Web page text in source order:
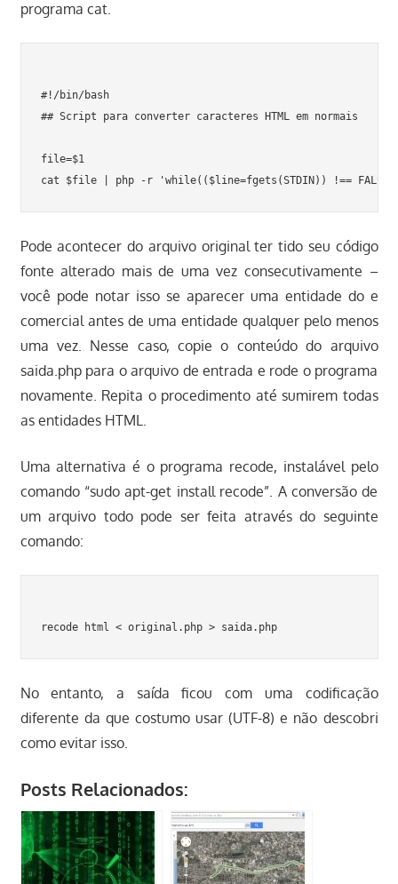
programa cat.
#!/bin/bash
## Script para converter caracteres HTML em normais
file=$1
Pode acontecer do arquivo original ter tido seu código
fonte alterado mais de uma vez consecutivamente –
você pode notar isso se aparecer uma entidade do e
comercial antes de uma entidade qualquer pelo menos
uma vez. Nesse caso, copie o conteúdo do arquivo
saida.php para o arquivo de entrada e rode o programa
novamente. Repita o procedimento até sumirem todas
as entidades HTML.
Uma alternativa é o programa recode, instalável pelo
comando “sudo apt-get install recode”. A conversão de
um arquivo todo pode ser feita através do seguinte
comando:
No entanto, a saída ficou com uma codificação
diferente da que costumo usar (UTF-8) e não descobri
como evitar isso.
Posts Relacionados: